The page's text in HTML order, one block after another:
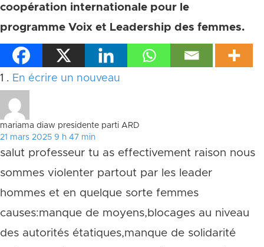
coopération internationale pour le
programme Voix et Leadership des femmes.
1 Commentaire
. En écrire un nouveau
mariama diaw presidente parti ARD
21 mars 2025 9 h 47 min
salut professeur tu as effectivement raison nous
sommes violenter partout par les leader
hommes et en quelque sorte femmes
causes:manque de moyens,blocages au niveau
des autorités étatiques,manque de solidarité